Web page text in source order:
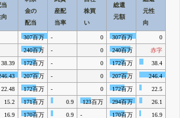
当
向
金の
配当
産配
当率
株買
い
総還
元額
元性
向
307百万 - 0 307百万
0
240百万 - 0 240百万
赤字
38.39 172百万 - 0 172百万
38.4
207百万 - 0 207百万
246.4
22.48 172百万 - 0 172百万
22.5
15.2 171百万 0.9 123百万 294百万
26.1
16.9 170百万 0.9 - 170百万
16.9